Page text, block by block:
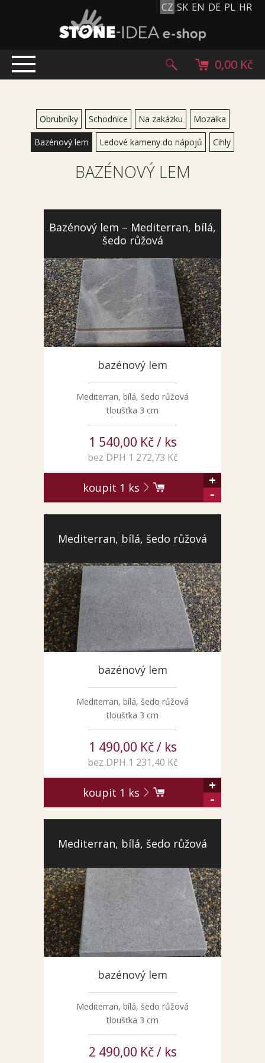
CZ SK EN DE PL HR
TOP NABÍDKA
PRODUKTY
Mlatové povrchy
Dlažební kostky
Lávové kameny
Kamenný koberec
Kamenné dlažby a obklady
Oblázky, valouny a granulát
Pískovec
Solitéry
Kamenné bloky
Výrobky z kamene na zakázku
BERA GRAVEL FIX
Doplňkový sortiment
KAMENNÉ DLAŽBY, OBKLADY
MLATOVÉ POVRCHY
ZAKÁZKY NA MÍRU
KONTAKT
0,00 Kč
Obrubníky Schodnice Na zakázku Mozaika
Bazénový lem Ledové kameny do nápojů Cihly
BAZÉNOVÝ LEM
Bazénový lem – Mediterran, bílá,
šedo růžová
bazénový lem
Mediterran, bílá, šedo růžová
tloušťka 3 cm
1 540,00 Kč / ks
bez DPH 1 272,73 Kč
koupit 1 ks
+
-
Mediterran, bílá, šedo růžová
bazénový lem
Mediterran, bílá, šedo růžová
tloušťka 3 cm
1 490,00 Kč / ks
bez DPH 1 231,40 Kč
koupit 1 ks
+
-
Mediterran, bílá, šedo růžová
bazénový lem
Mediterran, bílá, šedo růžová
tloušťka 3 cm
2 490,00 Kč / ks